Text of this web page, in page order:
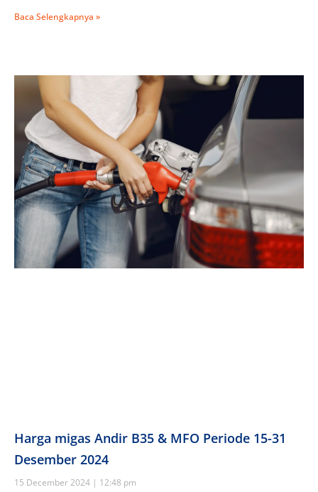
Baca Selengkapnya »
Harga migas Andir B35 & MFO Periode 15-31
Desember 2024
15 December 2024
12:48 pm